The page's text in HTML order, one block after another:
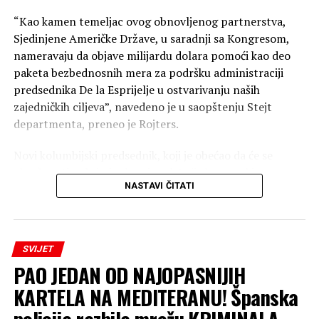
“Kao kamen temeljac ovog obnovljenog partnerstva,
Sjedinjene Američke Države, u saradnji sa Kongresom,
nameravaju da objave milijardu dolara pomoći kao deo
paketa bezbednosnih mera za podršku administraciji
predsednika De la Esprijelje u ostvarivanju naših
zajedničkih ciljeva”, navedeno je u saopštenju Stejt
departmenta, preneo je Rojters.
obračunati sa kriminalom i podstaći ekonomski
oporavak, položio je juče zakletvu. Tramp ga je podržao
Stejt department je saopštio da je Trampova
administracija pozdravila Kolumbiju kao novu članicu
“Štita Amerike”, vojnog saveza desničarskih lidera koji je
Tramp formirao sa ciljem borbe protiv trgovine drogom.
NASTAVI ČITATI
SVIJET
PAO JEDAN OD NAJOPASNIJIH
KARTELA NA MEDITERANU! Španska